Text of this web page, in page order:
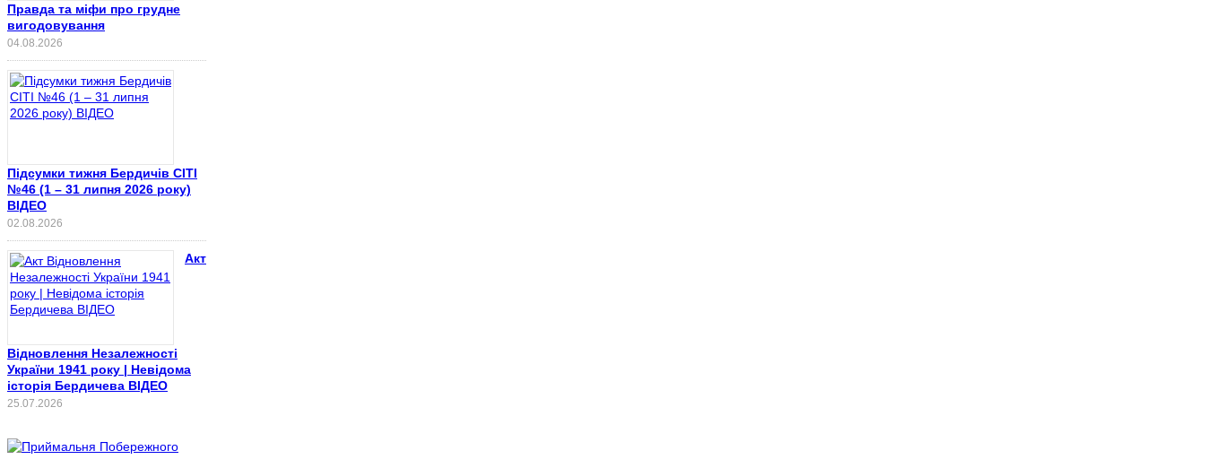
Правда та міфи про грудне
вигодовування
04.08.2026
Підсумки тижня Бердичів СІТІ
№46 (1 – 31 липня 2026 року)
ВІДЕО
02.08.2026
Акт
Відновлення Незалежності
України 1941 року | Невідома
історія Бердичева ВІДЕО
25.07.2026